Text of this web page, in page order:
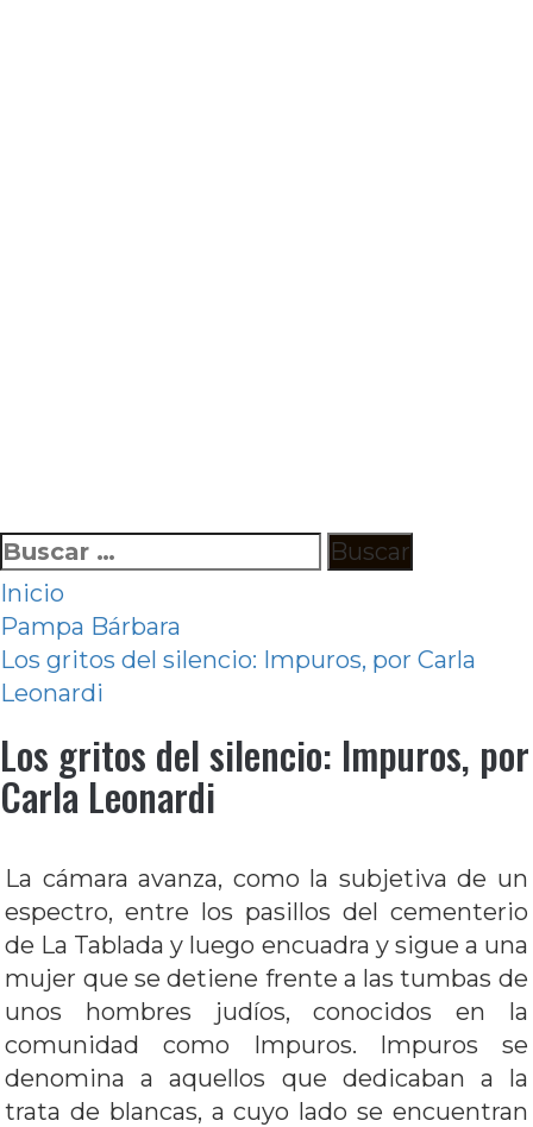
Ir
al
contenido
Buscar:
Inicio
Pampa Bárbara
Los gritos del silencio: Impuros, por Carla
Leonardi
Los gritos del silencio: Impuros, por
Carla Leonardi
La cámara avanza, como la subjetiva de un
espectro, entre los pasillos del cementerio
de La Tablada y luego encuadra y sigue a una
mujer que se detiene frente a las tumbas de
unos hombres judíos, conocidos en la
comunidad como Impuros. Impuros se
denomina a aquellos que dedicaban a la
trata de blancas, a cuyo lado se encuentran